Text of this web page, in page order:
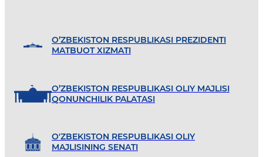
O’ZBEKISTON RESPUBLIKASI PREZIDENTI
MATBUOT XIZMATI
O’ZBEKISTON RESPUBLIKASI OLIY MAJLISI
QONUNCHILIK PALATASI
O'ZBEKISTON RESPUBLIKASI OLIY
MAJLISINING SENATI